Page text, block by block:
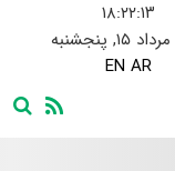
۱۸:۲۲:۱۳
EN AR